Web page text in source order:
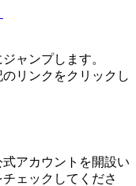
ャンプします。
リンクをクリックし
アカウントを開設い
ェックしてくださ